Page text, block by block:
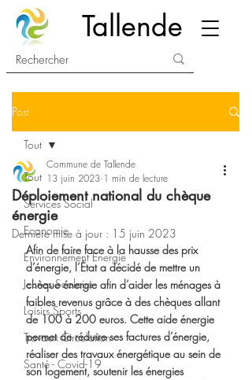
Tallende
Post
Tout
Services Social
Economie
Environnement Energie
Jeunes Scolaire
Loisirs Sports
Travaux Circulation
Santé - Covid-19
Tout
Déploiement national du chèque
énergie
Commune de Tallende
13 juin 2023 1 min de lecture
Dernière mise à jour : 15 juin 2023
Afin de faire face à la hausse des prix
d’énergie, l’État a décidé de mettre un
chèque énergie afin d’aider les ménages à
faibles revenus grâce à des chèques allant
de 100 à 200 euros. Cette aide énergie
permet de réduire ses factures d’énergie,
réaliser des travaux énergétique au sein de
son logement, soutenir les énergies